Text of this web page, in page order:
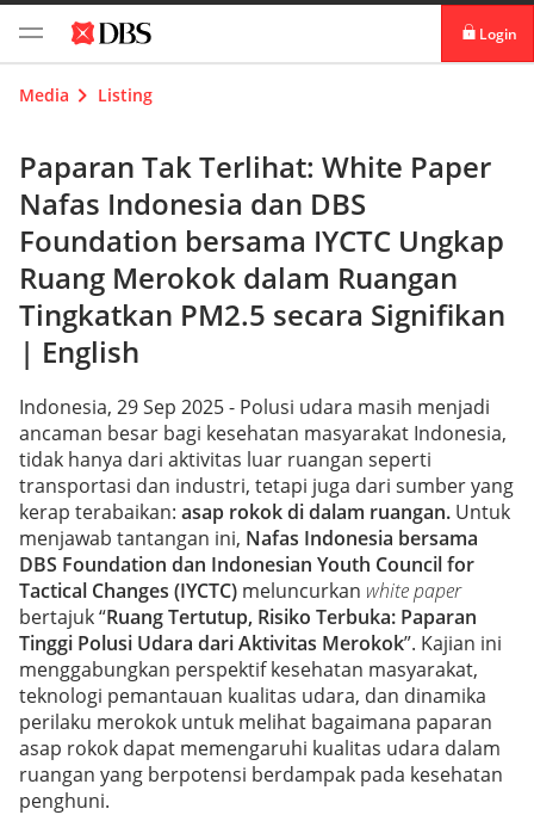
Login
Media Listing
Paparan Tak Terlihat: White Paper
Nafas Indonesia dan DBS
Foundation bersama IYCTC Ungkap
Ruang Merokok dalam Ruangan
Tingkatkan PM2.5 secara Signifikan
| English
Indonesia, 29 Sep 2025 - Polusi udara masih menjadi
ancaman besar bagi kesehatan masyarakat Indonesia,
tidak hanya dari aktivitas luar ruangan seperti
transportasi dan industri, tetapi juga dari sumber yang
kerap terabaikan: asap rokok di dalam ruangan. Untuk
menjawab tantangan ini, Nafas Indonesia bersama
DBS Foundation dan Indonesian Youth Council for
Tactical Changes (IYCTC) meluncurkan white paper
bertajuk “Ruang Tertutup, Risiko Terbuka: Paparan
Tinggi Polusi Udara dari Aktivitas Merokok”. Kajian ini
menggabungkan perspektif kesehatan masyarakat,
teknologi pemantauan kualitas udara, dan dinamika
perilaku merokok untuk melihat bagaimana paparan
asap rokok dapat memengaruhi kualitas udara dalam
ruangan yang berpotensi berdampak pada kesehatan
penghuni.